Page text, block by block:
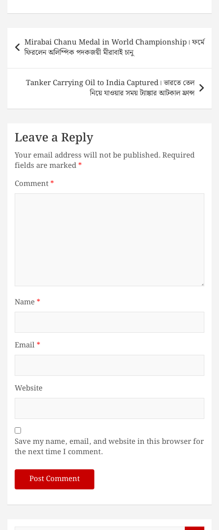
navigation
Mirabai Chanu Medal in World Championship। ফর্মে
ফিরলেন অলিম্পিক পদকজয়ী মীরাবাই চানু
Tanker Carrying Oil to India Captured। ভারতে তেল
নিয়ে যাওয়ার সময় ট্যাঙ্কার আটকাল ফ্রান্স
Leave a Reply
Your email address will not be published.Required
fields are marked*
Comment*
Name*
Email*
Website
Save my name, email, and website in this browser for
the next time I comment.